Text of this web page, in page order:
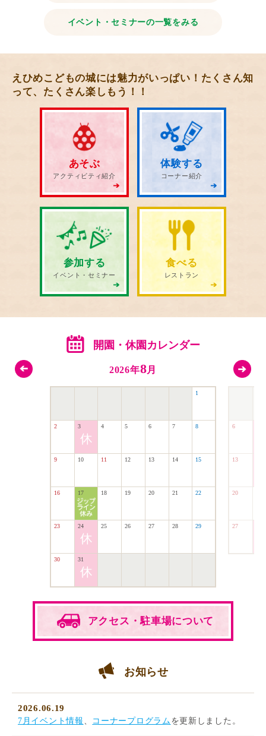
イベント・セミナーの一覧をみる
えひめこどもの城には魅力がいっぱい！たくさん知
って、たくさん楽しもう！！
あそぶ
アクティビティ紹介
体験する
コーナー紹介
参加する
イベント・セミナー
食べる
レストラン
開園・休園カレンダー
2026年8月
1
2 3 4 5 6 7 8
9 10 11 12 13 14 15
16 17 18 19 20 21 22
23 24 25 26 27 28 29
30 31
6
13
20
27
アクセス・駐車場について
お知らせ
2026.06.19
7月イベント情報 コーナープログラム を更新しました。